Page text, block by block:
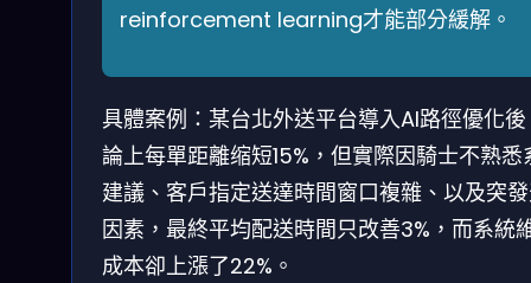
reinforcement learning才能部分緩解。
具體案例：某台北外送平台導入AI路徑優化
論上每單距離缩短15%，但實際因騎士不熟悉
建議、客戶指定送達時間窗口複雜、以及突
因素，最終平均配送時間只改善3%，而系統
成本卻上漲了22%。